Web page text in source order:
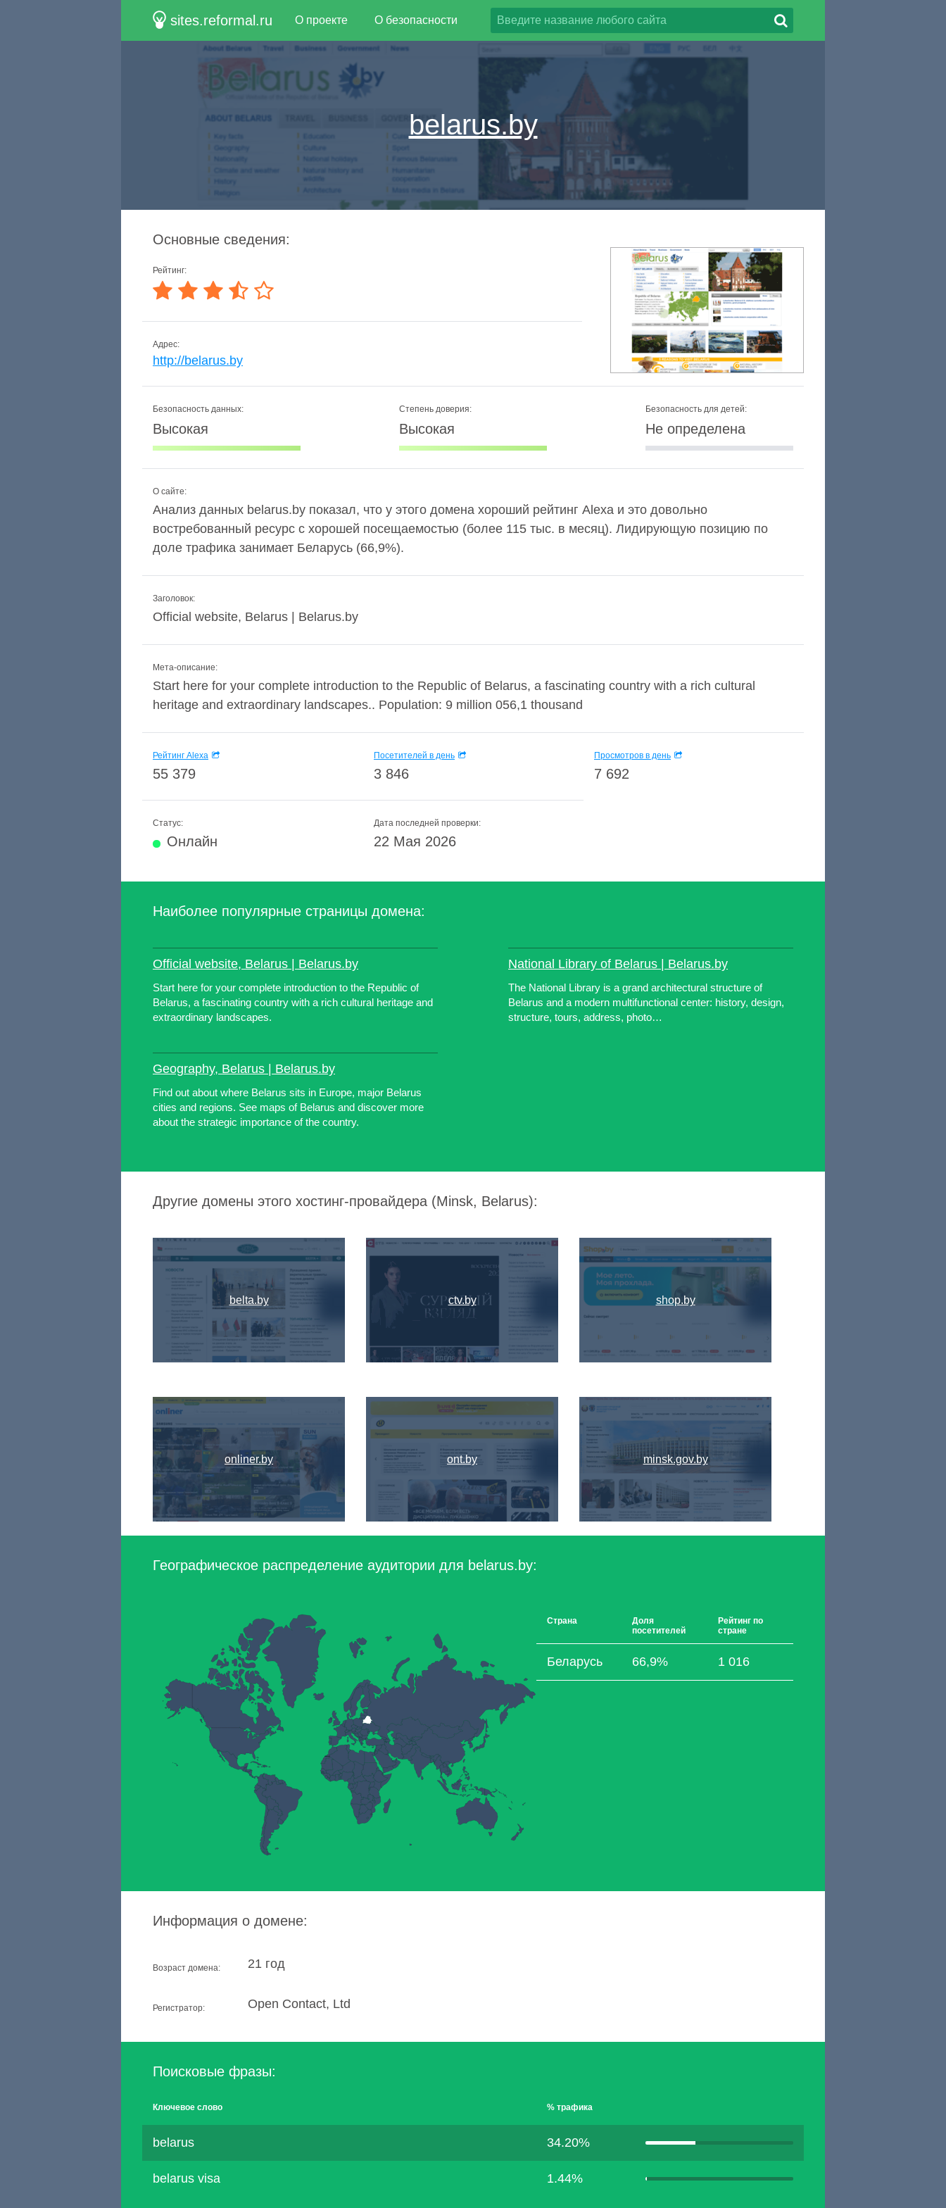
sites.reformal.ru О проекте О безопасности
belarus.by
Основные сведения:
Рейтинг:
Адрес:
http://belarus.by
Безопасность данных:
Высокая
Степень доверия:
Высокая
Безопасность для детей:
Не определена
О сайте:
Анализ данных belarus.by показал, что у этого домена хороший рейтинг Alexa и это довольно
востребованный ресурс с хорошей посещаемостью (более 115 тыс. в месяц). Лидирующую позицию по
доле трафика занимает Беларусь (66,9%).
Заголовок:
Official website, Belarus | Belarus.by
Мета-описание:
Start here for your complete introduction to the Republic of Belarus, a fascinating country with a rich cultural
heritage and extraordinary landscapes.. Population: 9 million 056,1 thousand
Рейтинг Alexa
55 379
Посетителей в день
3 846
Просмотров в день
7 692
Статус:
Онлайн
Дата последней проверки:
22 Мая 2026
Наиболее популярные страницы домена:
Official website, Belarus | Belarus.by
Start here for your complete introduction to the Republic of
Belarus, a fascinating country with a rich cultural heritage and
extraordinary landscapes.
Geography, Belarus | Belarus.by
Find out about where Belarus sits in Europe, major Belarus
cities and regions. See maps of Belarus and discover more
about the strategic importance of the country.
National Library of Belarus | Belarus.by
The National Library is a grand architectural structure of
Belarus and a modern multifunctional center: history, design,
structure, tours, address, photo…
Другие домены этого хостинг-провайдера (Minsk, Belarus):
belta.by
onliner.by
ctv.by
ont.by
shop.by
minsk.gov.by
Географическое распределение аудитории для belarus.by:
Страна
Доля
посетителей
Рейтинг по
стране
Беларусь 66,9% 1 016
Информация о домене:
Возраст домена: 21 год
Регистратор: Open Contact, Ltd
Поисковые фразы:
Ключевое слово % трафика
belarus 34.20%
belarus visa 1.44%